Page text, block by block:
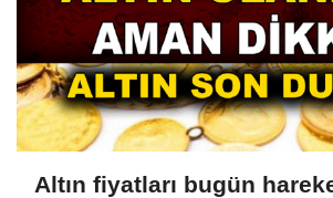
Altın fiyatları bugün